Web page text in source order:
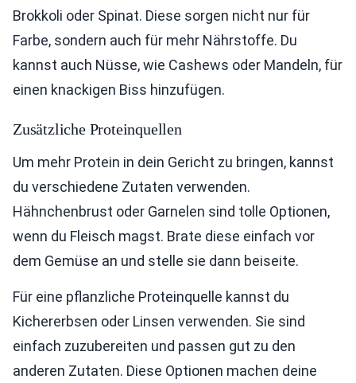
Brokkoli oder Spinat. Diese sorgen nicht nur für
Farbe, sondern auch für mehr Nährstoffe. Du
kannst auch Nüsse, wie Cashews oder Mandeln, für
einen knackigen Biss hinzufügen.
Zusätzliche Proteinquellen
Um mehr Protein in dein Gericht zu bringen, kannst
du verschiedene Zutaten verwenden.
Hähnchenbrust oder Garnelen sind tolle Optionen,
wenn du Fleisch magst. Brate diese einfach vor
dem Gemüse an und stelle sie dann beiseite.
Für eine pflanzliche Proteinquelle kannst du
Kichererbsen oder Linsen verwenden. Sie sind
einfach zuzubereiten und passen gut zu den
anderen Zutaten. Diese Optionen machen deine